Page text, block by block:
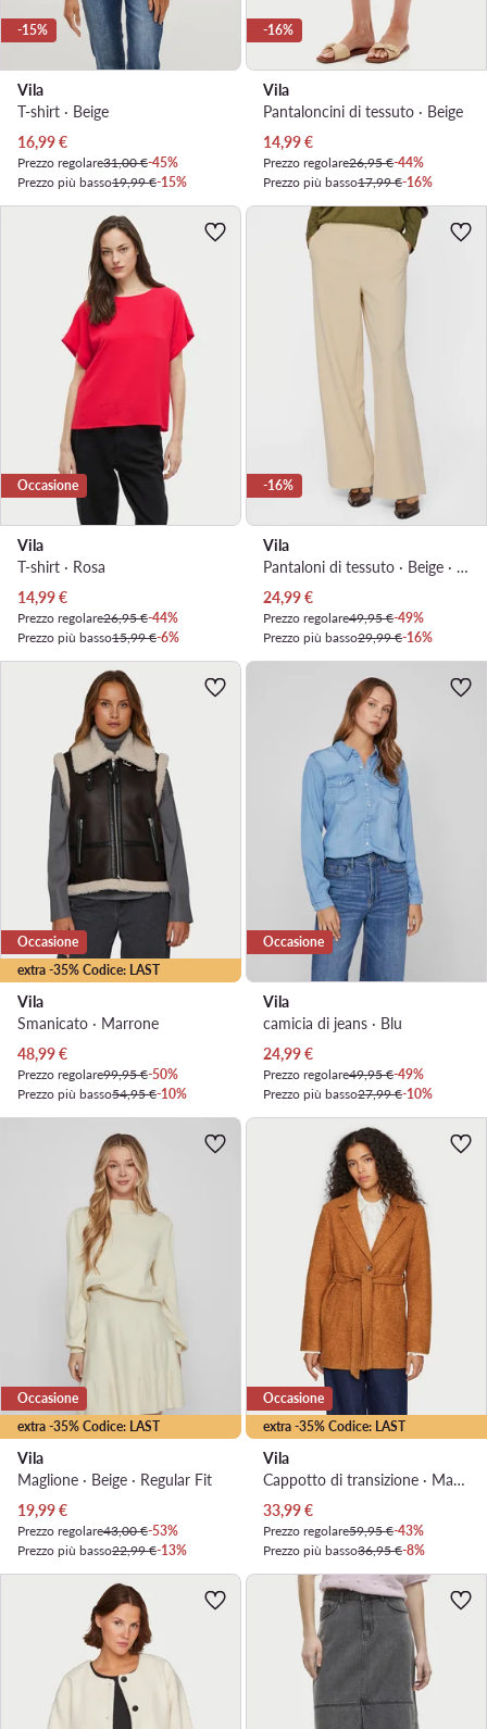
-15%
Vila
T-shirt · Beige
Prezzo attuale
16,99€
Prezzo regolare31,00 €-45%
Prezzo più basso19,99 €-15%
-16%
Vila
Pantaloncini di tessuto · Beige
Prezzo attuale
14,99€
Prezzo regolare26,95 €-44%
Prezzo più basso17,99 €-16%
Occasione
Vila
T-shirt · Rosa
Prezzo attuale
14,99€
Prezzo regolare26,95 €-44%
Prezzo più basso15,99 €-6%
-16%
Vila
Pantaloni di tessuto · Beige · Regular Fit
Prezzo attuale
24,99€
Prezzo regolare49,95 €-49%
Prezzo più basso29,99 €-16%
extra -35% Codice: LAST
Occasione
Vila
Smanicato · Marrone
Prezzo attuale
48,99€
Prezzo regolare99,95 €-50%
Prezzo più basso54,95 €-10%
Occasione
Vila
camicia di jeans · Blu
Prezzo attuale
24,99€
Prezzo regolare49,95 €-49%
Prezzo più basso27,99 €-10%
extra -35% Codice: LAST
Occasione
Vila
Maglione · Beige · Regular Fit
Prezzo attuale
19,99€
Prezzo regolare43,00 €-53%
Prezzo più basso22,99 €-13%
extra -35% Codice: LAST
Occasione
Vila
Cappotto di transizione · Marrone
Prezzo attuale
33,99€
Prezzo regolare59,95 €-43%
Prezzo più basso36,95 €-8%